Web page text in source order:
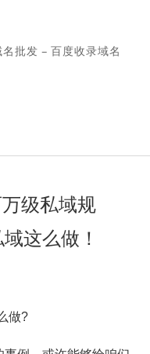
名批发 – 百度收录域名
级私域规
这么做！
做?